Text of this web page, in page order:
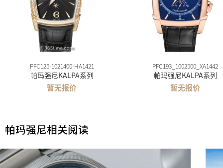
PFC125-1021400-HA1421
帕玛强尼KALPA系列
暂无报价
PFC193_1002500_XA1442
帕玛强尼KALPA系列
暂无报价
帕玛强尼相关阅读